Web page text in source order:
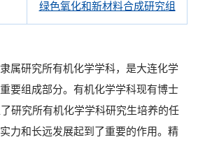
绿色氧化和新材料合成研究组
属研究所有机化学学科，是大连化学
要组成部分。有机化学学科现有博士
研究所有机化学学科研究生培养的任
力和长远发展起到了重要的作用。精